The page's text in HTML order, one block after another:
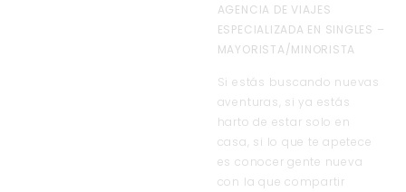
AGENCIA DE VIAJES
ESPECIALIZADA EN SINGLES –
MAYORISTA/MINORISTA
Si estás buscando nuevas
aventuras, si ya estás
harto de estar solo en
casa, si lo que te apetece
es conocer gente nueva
con la que compartir